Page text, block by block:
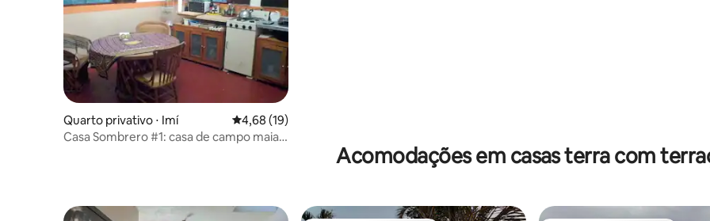
Quarto privativo ⋅ Imí 4,68 de uma avaliação média de 5, 19 avaliações
4,68 (19)
Casa Sombrero #1: casa de campo maia
Acomodações em casas terra com